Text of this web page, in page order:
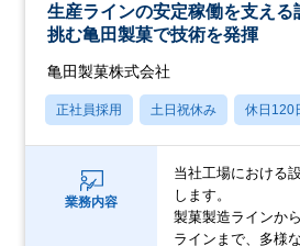
生産ラインの安定稼働を支える
挑む亀田製菓で技術を発揮
亀田製菓株式会社
正社員採用 土日祝休み 休日120
業務内容
当社工場における
します。
製菓製造ラインか
ラインまで、多様